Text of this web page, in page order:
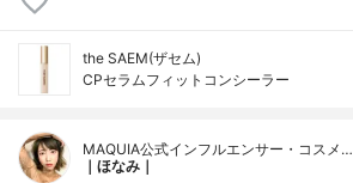
the SAEM(ザセム)
CPセラムフィットコンシーラー
MAQUIA公式インフルエンサー・コスメ…
｜ほなみ｜